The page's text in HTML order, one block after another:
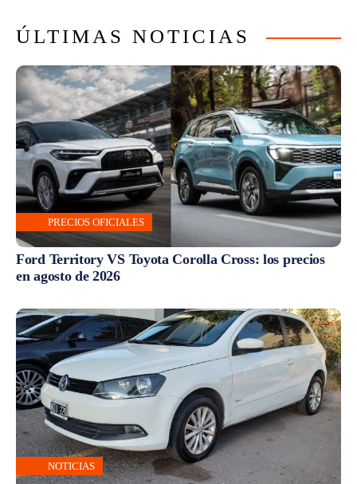
ÚLTIMAS NOTICIAS
PRECIOS OFICIALES
Ford Territory VS Toyota Corolla Cross: los precios
en agosto de 2026
NOTICIAS